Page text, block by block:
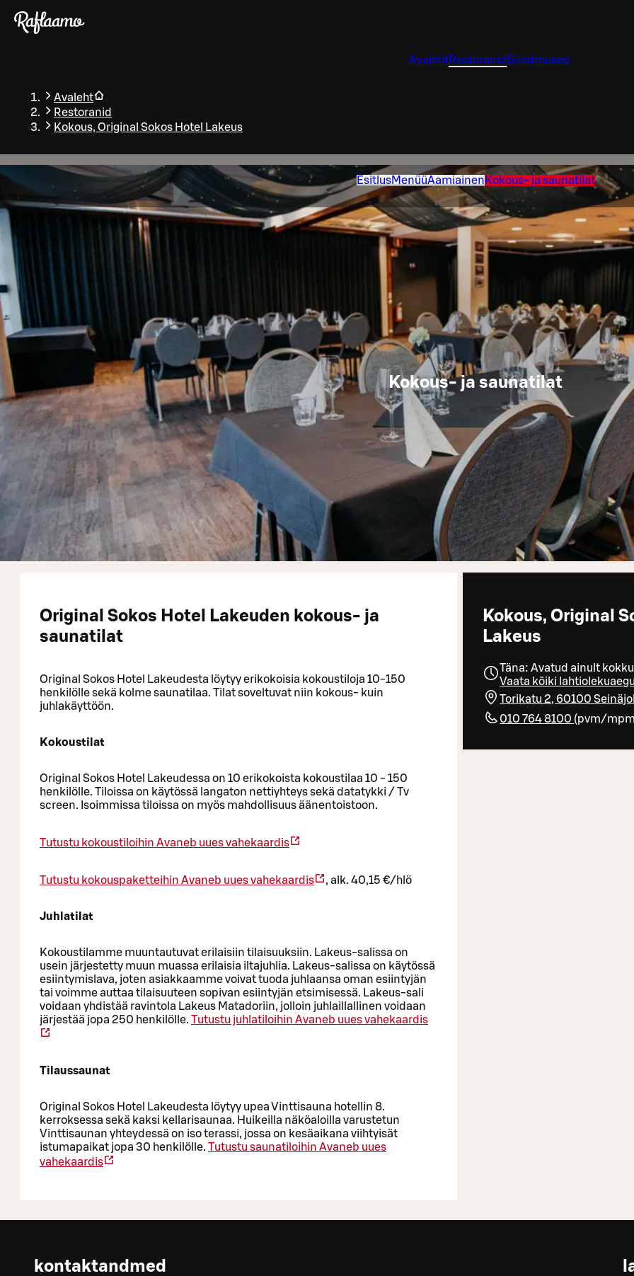
Liigu peamise sisu juurde
AvalehtRestoranidSündmused
Avaleht
Restoranid
Kokous, Original Sokos Hotel Lakeus
EsitlusMenüüAamiainen Kokous- ja saunatilat
Kokous- ja saunatilat
Kokous, Original
Lakeus
Täna: Avatud ainult
Vaata kõiki lahtiolekuaegu
Torikatu 2, 60100
010 764 8100 (pvm/mpm
Original Sokos Hotel Lakeuden kokous- ja
saunatilat
Original Sokos Hotel Lakeudesta löytyy erikokoisia kokoustiloja 10-150
henkilölle sekä kolme saunatilaa. Tilat soveltuvat niin kokous- kuin
juhlakäyttöön.
Kokoustilat
Original Sokos Hotel Lakeudessa on 10 erikokoista kokoustilaa 10 - 150
henkilölle. Tiloissa on käytössä langaton nettiyhteys sekä datatykki / Tv
screen. Isoimmissa tiloissa on myös mahdollisuus äänentoistoon.
Tutustu kokoustiloihin Avaneb uues vahekaardis
Tutustu kokouspaketteihin Avaneb uues vahekaardis , alk. 40,15 €/hlö
Juhlatilat
Kokoustilamme muuntautuvat erilaisiin tilaisuuksiin. Lakeus-salissa on
usein järjestetty muun muassa erilaisia iltajuhlia. Lakeus-salissa on käytössä
esiintymislava, joten asiakkaamme voivat tuoda juhlaansa oman esiintyjän
tai voimme auttaa tilaisuuteen sopivan esiintyjän etsimisessä. Lakeus-sali
voidaan yhdistää ravintola Lakeus Matadoriin, jolloin juhlaillallinen voidaan
järjestää jopa 250 henkilölle. Tutustu juhlatiloihin Avaneb uues vahekaardis
Tilaussaunat
Original Sokos Hotel Lakeudesta löytyy upea Vinttisauna hotellin 8.
kerroksessa sekä kaksi kellarisaunaa. Huikeilla näköaloilla varustetun
Vinttisaunan yhteydessä on iso terassi, jossa on kesäaikana viihtyisät
istumapaikat jopa 30 henkilölle. Tutustu saunatiloihin Avaneb uues
vahekaardis
kontaktandmed